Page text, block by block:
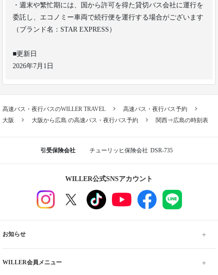
・週末や繁忙期には、国から許可を得た貸切バス会社に運行を
委託し、エコノミー車両で続行便を運行する場合がございます
（ブランド名：STAR EXPRESS）
■更新日
2026年7月1日
高速バス・夜行バスのWILLER TRAVEL
高速バス・夜行バス予約
大阪
大阪から広島 の高速バス・夜行バス予約 関西⇒広島の時刻表
引受保険会社 チューリッヒ保険会社 DSR-735
WILLER公式SNSアカウント
お知らせ
WILLER会員メニュー